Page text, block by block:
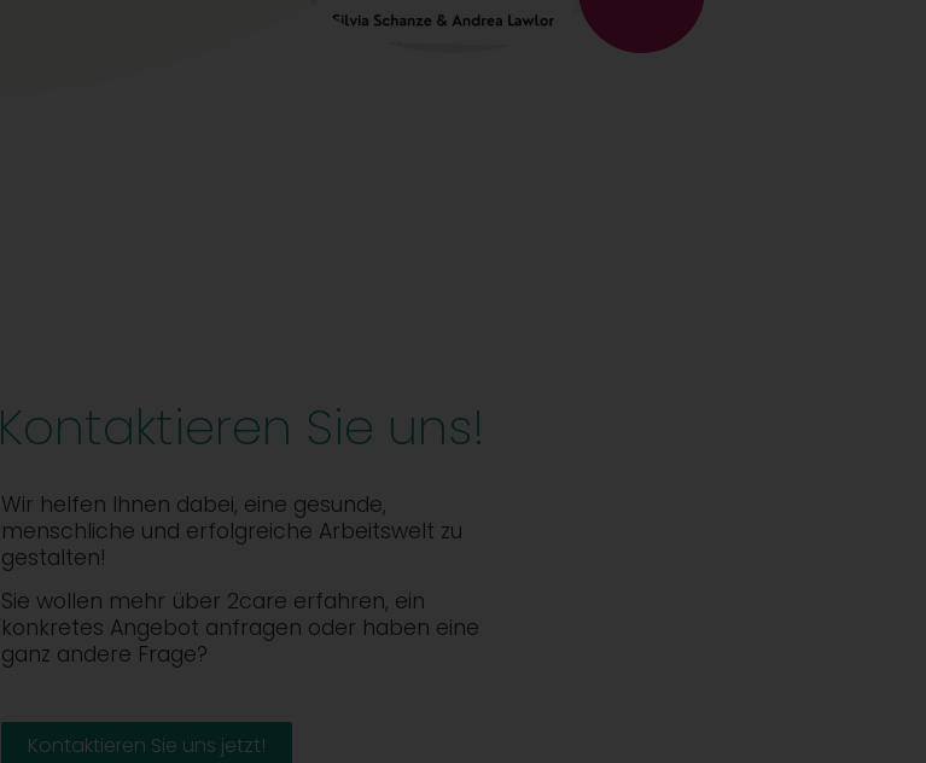
Kontaktieren Sie uns!
Wir helfen Ihnen dabei, eine gesunde,
menschliche und erfolgreiche Arbeitswelt zu
gestalten!
Sie wollen mehr über 2care erfahren, ein
konkretes Angebot anfragen oder haben eine
ganz andere Frage?
Kontaktieren Sie uns jetzt!